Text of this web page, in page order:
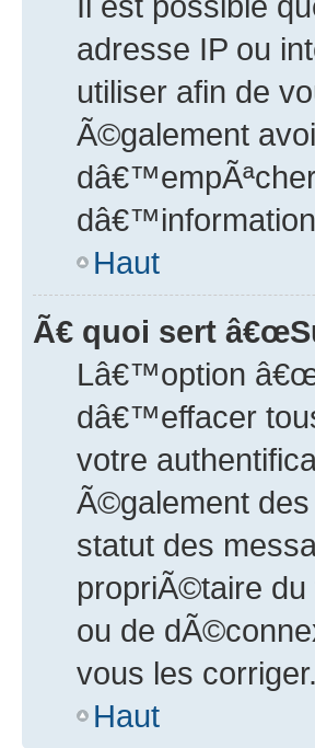
adresse IP ou
utiliser afin de
Ã©galement
Haut
Ã€ quoi sert
Lâ€™option
dâ€™effacer
votre
Ã©galement
statut des
propriÃ©taire du
ou de
vous les corriger.
Haut